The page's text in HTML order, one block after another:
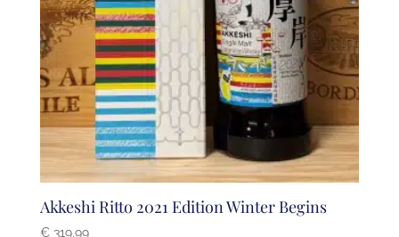
Akkeshi Ritto 2021 Edition Winter Begins
€319,99